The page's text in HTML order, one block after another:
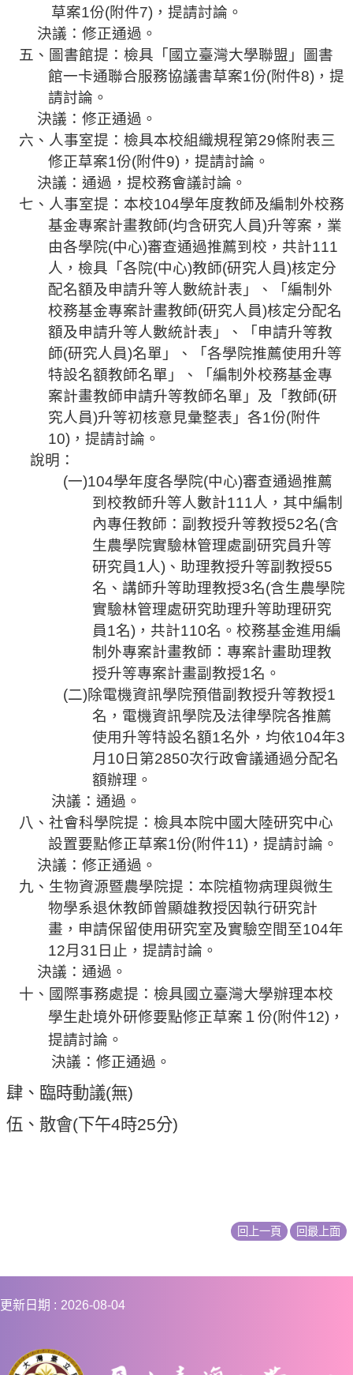
草案1份(附件7) ，提請討論。
決議：修正通過。
五 、圖書館提：檢具「 國立臺灣大學聯盟 」圖書
館一卡通聯合服務協議書草案1份(附件8) ，提
請討論。
決議：修正通過。
六、人事室提：檢具本校組織規程第29條附表三
修正草案1份(附件9) ，提請討論。
決議：通過，提校務會議討論。
七 、人事室提：本校104學年度教師及編制外校務
基金專案計畫教師(均含研究人員)升等案，業
由各學院(中心)審查通過推薦到校，共計111
人，檢具「各院(中心)教師(研究人員)核定分
配名額及申請升等人數統計表」、「編制外
校務基金專案計畫教師(研究人員)核定分配名
額及申請升等人數統計表」、「申請升等教
師(研究人員)名單」、「各學院推薦使用升等
特設名額教師名單」、「編制外校務基金專
案計畫教師申請升等教師名單」及「教師(研
究人員)升等初核意見彙整表 」各1份(附件
10) ，提請討論。
說明：
(一)104學年度各學院(中心)審查通過推薦
到校教師升等人數計111人，其中編制
內專任教師：副教授升等教授52名(含
生農學院實驗林管理處副研究員升等
研究員1人) 、助理教授升等副教授55
名、講師升等助理教授3名(含生農學院
實驗林管理處研究助理升等助理研究
員1名) ，共計110名。校務基金進用編
制外專案計畫教師：專案計畫助理教
授升等專案計畫副教授1名。
(二)除電機資訊學院預借副教授升等教授1
名，電機資訊學院及法律學院各推薦
使用升等特設名額1名外，均依104年3
月 10 日 第2850次行政會議通過分配名
額辦理。
決議：通過。
八、社會科學院提：檢具本院中國大陸研究中心
設置要點修正草案1份(附件11) ，提請討論。
決議：修正通過。
九、生物資源暨農學院提： 本院植物病理與微生
物學系退休教師曾顯雄教授因執行研究計
畫，申請保留使用研究室及實驗空間至104年
12月 31 日止，提請討論。
決議：通過。
十、國際事務處提：檢具國立臺灣大學辦理本校
學生赴境外研修要點修正草案１份(附件12) ，
提請討論。
決議：修正通過。
肆、 臨時動議(無)
伍、 散會(下午4時25分)
回上一頁 回最上面
更新日期 2026-08-04